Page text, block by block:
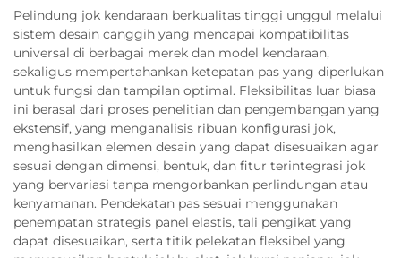
Pelindung jok kendaraan berkualitas tinggi unggul melalui
sistem desain canggih yang mencapai kompatibilitas
universal di berbagai merek dan model kendaraan,
sekaligus mempertahankan ketepatan pas yang diperlukan
untuk fungsi dan tampilan optimal. Fleksibilitas luar biasa
ini berasal dari proses penelitian dan pengembangan yang
ekstensif, yang menganalisis ribuan konfigurasi jok,
menghasilkan elemen desain yang dapat disesuaikan agar
sesuai dengan dimensi, bentuk, dan fitur terintegrasi jok
yang bervariasi tanpa mengorbankan perlindungan atau
kenyamanan. Pendekatan pas sesuai menggunakan
penempatan strategis panel elastis, tali pengikat yang
dapat disesuaikan, serta titik pelekatan fleksibel yang